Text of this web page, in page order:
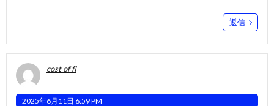
返信
cost of fl
2025年6月11日 6:59 PM